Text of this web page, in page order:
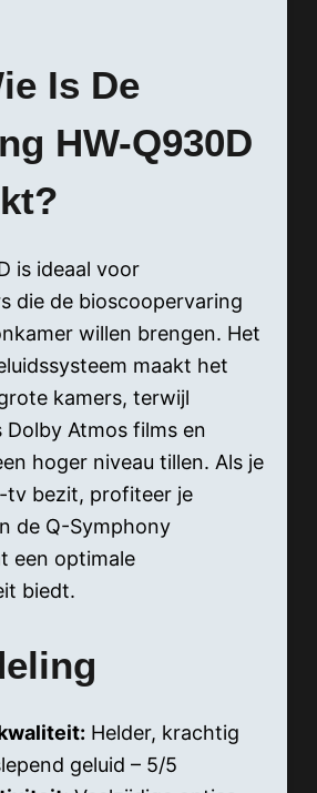
Is De
HW-Q930D
is ideaal voor
die de bioscoopervaring
willen brengen. Het
maakt het
kamers, terwijl
Atmos films en
hoger niveau tillen. Als je
tv bezit, profiteer je
de Q-Symphony
een optimale
biedt.
Helder, krachtig
geluid – 5/5